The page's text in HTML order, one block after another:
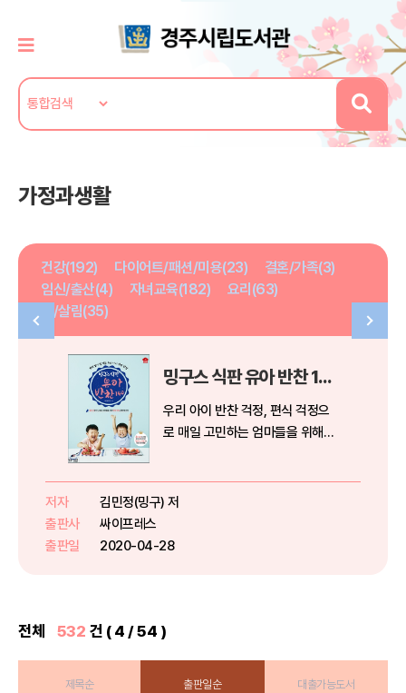
가정과생활
건강(192) 다이어트/패션/미용(23)
결혼/가족(3)
임신/출산(4)
자녀교육(182)
요리(63)
집/살림(35)
밍구스 식판 유아 반찬 140
우리 아이 반찬 걱정, 편식 걱정으
로 매일 고민하는 엄마들을 위해유
한 ‘유아 식판식 반찬 레시피’로 돌
을 해줘야 할지 고민된다면 140...
저자
김민정(밍구) 저
출판사
싸이프레스
출판일
2020-04-28
전체 532 건 ( 4 / 54 )
제목순 출판일순 대출가능도서